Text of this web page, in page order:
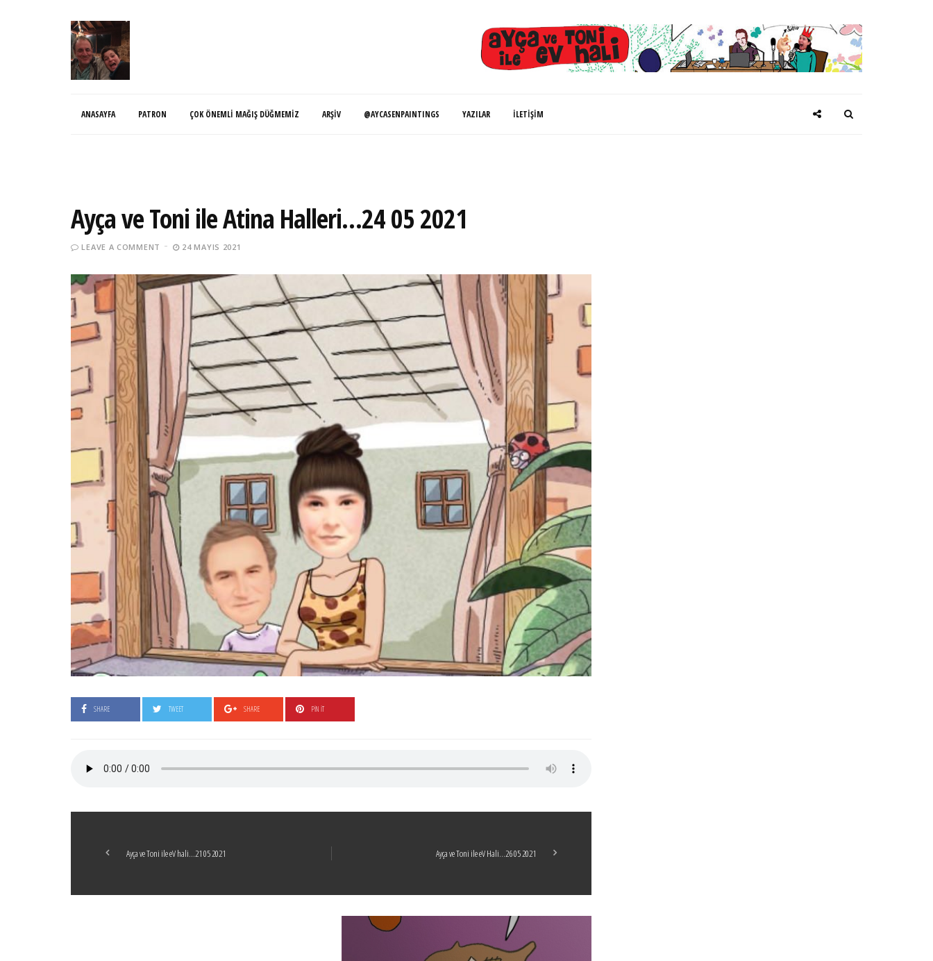
ANASAYFA PATRON ÇOK ÖNEMLI MAĞIŞ DÜĞMEMIZ ARŞIV @AYCASENPAINTINGS YAZILAR İLETIŞIM
Ayça ve Toni ile Atina Halleri…24 05 2021
LEAVE A COMMENT 24 MAYIS 2021
SHARE TWEET SHARE PIN IT
Ayça ve Toni ile eV hali…21 05 2021 Ayça ve Toni ile eV Hali…26 05 2021